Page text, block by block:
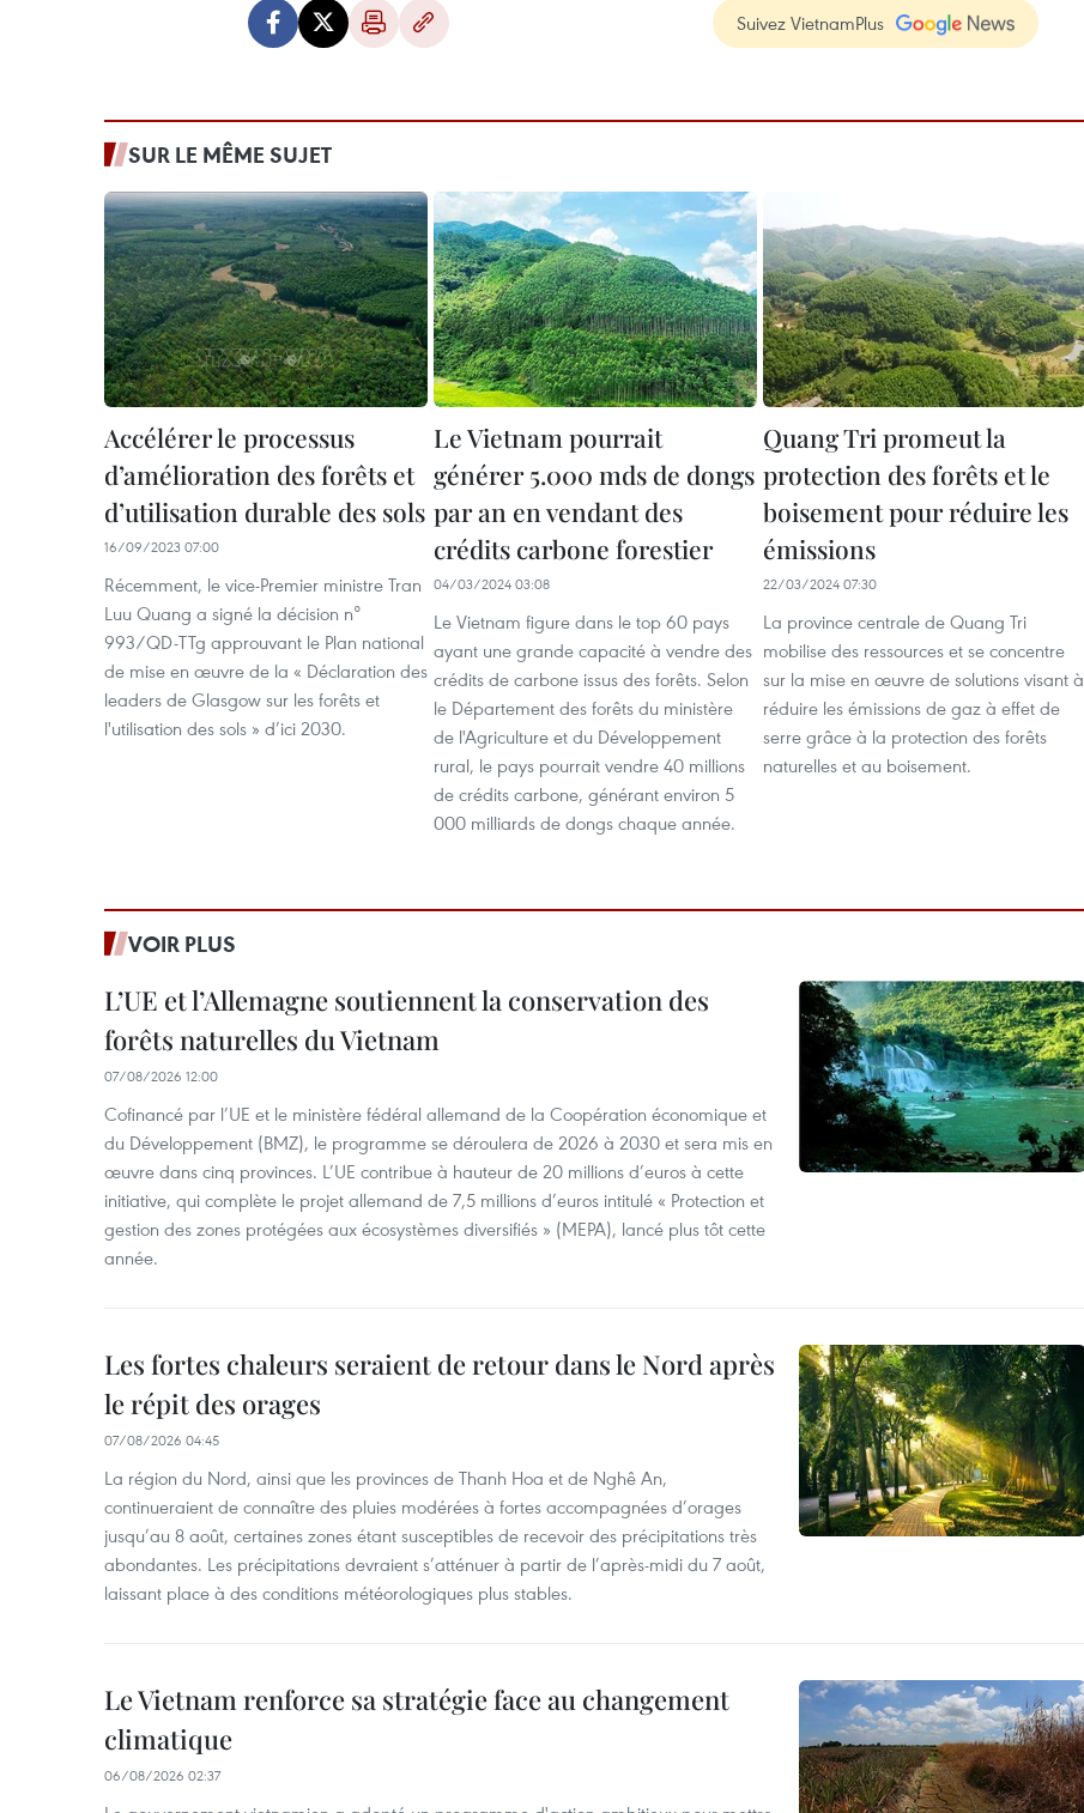
Suivez VietnamPlus
SUR LE MÊME SUJET
Accélérer le processus
d’amélioration des forêts et
d’utilisation durable des sols
16/09/2023 07:00
Récemment, le vice-Premier ministre Tran
Luu Quang a signé la décision n°
993/QD-TTg approuvant le Plan national
de mise en œuvre de la « Déclaration des
leaders de Glasgow sur les forêts et
l'utilisation des sols » d’ici 2030.
Le Vietnam pourrait
générer 5.000 mds de dongs
par an en vendant des
crédits carbone forestier
04/03/2024 03:08
Le Vietnam figure dans le top 60 pays
ayant une grande capacité à vendre des
crédits de carbone issus des forêts. Selon
le Département des forêts du ministère
de l'Agriculture et du Développement
rural, le pays pourrait vendre 40 millions
de crédits carbone, générant environ 5
000 milliards de dongs chaque année.
Quang Tri promeut la
protection des forêts et le
boisement pour réduire les
émissions
22/03/2024 07:30
La province centrale de Quang Tri
mobilise des ressources et se concentre
sur la mise en œuvre de solutions visant à
réduire les émissions de gaz à effet de
serre grâce à la protection des forêts
naturelles et au boisement.
VOIR PLUS
L’UE et l’Allemagne soutiennent la conservation des
forêts naturelles du Vietnam
07/08/2026 12:00
Cofinancé par l’UE et le ministère fédéral allemand de la Coopération économique et
du Développement (BMZ), le programme se déroulera de 2026 à 2030 et sera mis en
œuvre dans cinq provinces. L’UE contribue à hauteur de 20 millions d’euros à cette
initiative, qui complète le projet allemand de 7,5 millions d’euros intitulé « Protection et
gestion des zones protégées aux écosystèmes diversifiés » (MEPA), lancé plus tôt cette
année.
Les fortes chaleurs seraient de retour dans le Nord après
le répit des orages
07/08/2026 04:45
La région du Nord, ainsi que les provinces de Thanh Hoa et de Nghê An,
continueraient de connaître des pluies modérées à fortes accompagnées d’orages
jusqu’au 8 août, certaines zones étant susceptibles de recevoir des précipitations très
abondantes. Les précipitations devraient s’atténuer à partir de l’après-midi du 7 août,
laissant place à des conditions météorologiques plus stables.
Le Vietnam renforce sa stratégie face au changement
climatique
06/08/2026 02:37